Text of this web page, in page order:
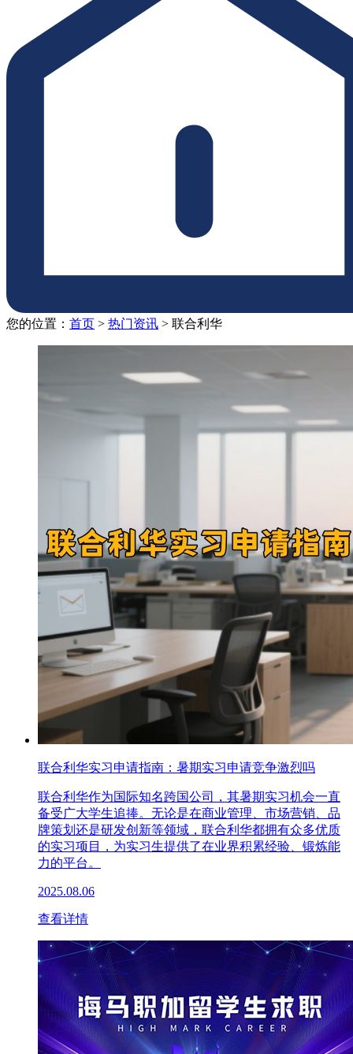
您的位置： 首页 > 热门资讯 > 联合利华
联合利华实习申请指南：暑期实习申请竞争激烈吗
联合利华作为国际知名跨国公司，其暑期实习机会一直
备受广大学生追捧。无论是在商业管理、市场营销、品
牌策划还是研发创新等领域，联合利华都拥有众多优质
的实习项目，为实习生提供了在业界积累经验、锻炼能
力的平台。
2025.08.06
查看详情